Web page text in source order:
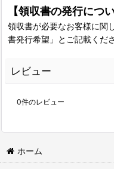
【領収書の発行につい
領収書が必要なお客様に関
書発行希望」とご記載くださ
レビュー
0件のレビュー
ホーム